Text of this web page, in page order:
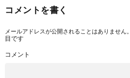
コメントを書く
メールアドレスが公開されることはありません。
目です
コメント